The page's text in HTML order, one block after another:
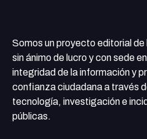
Somos un proyecto editorial de
sin ánimo de lucro y con sede
integridad de la información y
confianza ciudadana a través
tecnología, investigación e
públicas.